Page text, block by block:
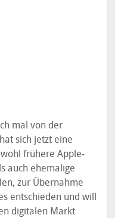
mal von der
sich jetzt eine
frühere Apple-
auch ehemalige
zur Übernahme
entschieden und will
digitalen Markt